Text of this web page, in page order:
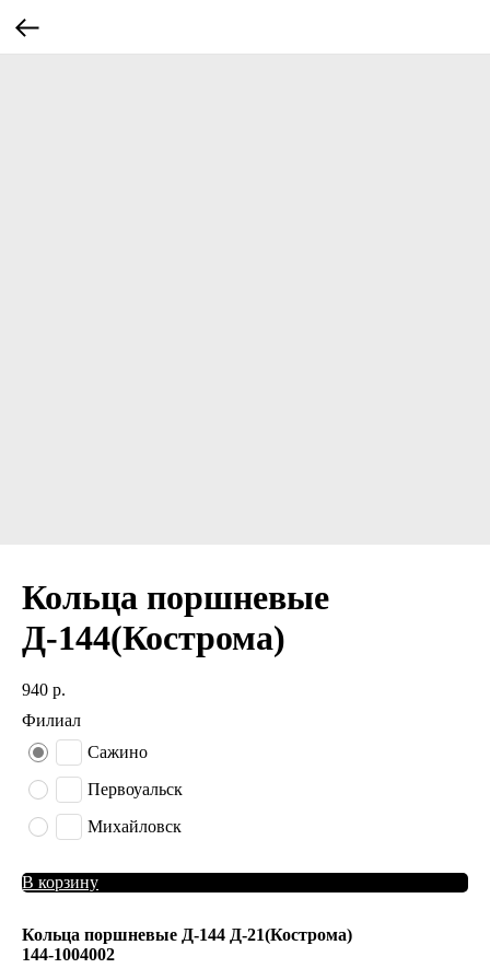
Кольца поршневые
Д-144(Кострома)
940 р.
Филиал
Сажино
Первоуальск
Михайловск
В корзину
Кольца поршневые Д-144 Д-21(Кострома)
144-1004002